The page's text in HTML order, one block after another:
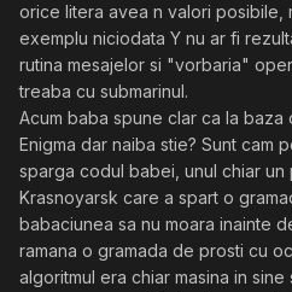
orice litera avea n valori posibile,
exemplu niciodata Y nu ar fi
rutina mesajelor si "vorbaria"
treaba cu submarinul.
Acum baba spune clar ca la baza
Enigma dar naiba stie? Sunt cam
sparga codul babei, unul chiar
Krasnoyarsk care a spart o
babaciunea sa nu moara inainte
ramana o gramada de prosti cu
algoritmul era chiar masina in